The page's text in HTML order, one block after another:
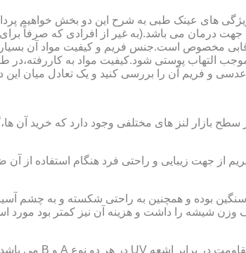
های عینک طبی به شرح این دو بخش خواهیم
درمان می باشد.(به غیر از افرادی که صرفاً
به قابی مخصوص است.جنس فریم و کیفیت مواد آن
التهاب پوستی شود.کیفیت مواد به
و فریم آن را بررسی کنید و یک تعادل میان این دو
بازار لنز های مختلفی وجود دارد که خرید آن
از جهت زیبایی و راحتی فرد هنگام استفاده از
شیشه را داشت و هزینه آن نیز کمتر بود مورد